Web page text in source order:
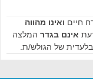
חיים ואינו מהווה
אינם בגדר המלצה
של הגולש/ת.